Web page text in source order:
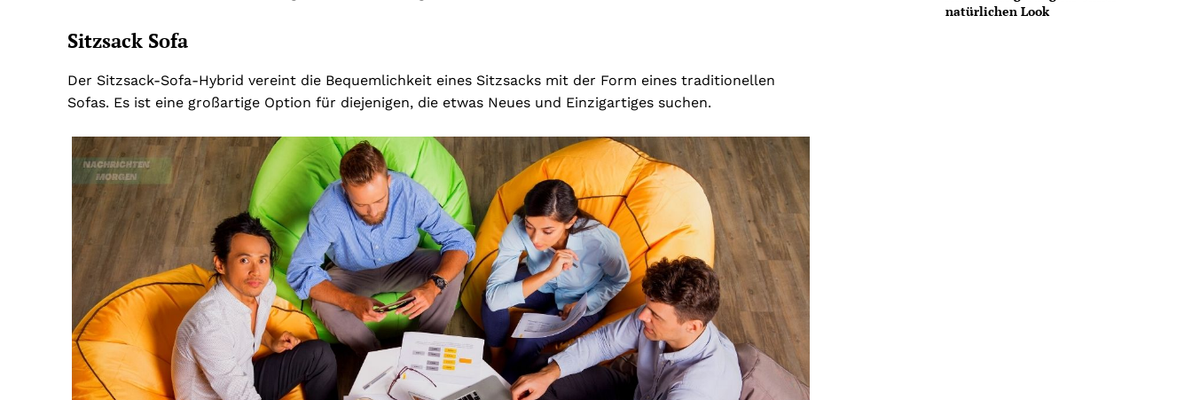
Sitzsack Sofa
Der Sitzsack-Sofa-Hybrid vereint die Bequemlichkeit eines Sitzsacks mit der Form eines traditionellen
Sofas. Es ist eine großartige Option für diejenigen, die etwas Neues und Einzigartiges suchen.
natürlichen Look